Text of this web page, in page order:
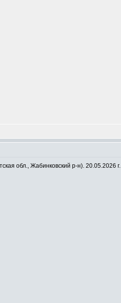
обл., Жабинковский р-н). 20.05.2026 г.